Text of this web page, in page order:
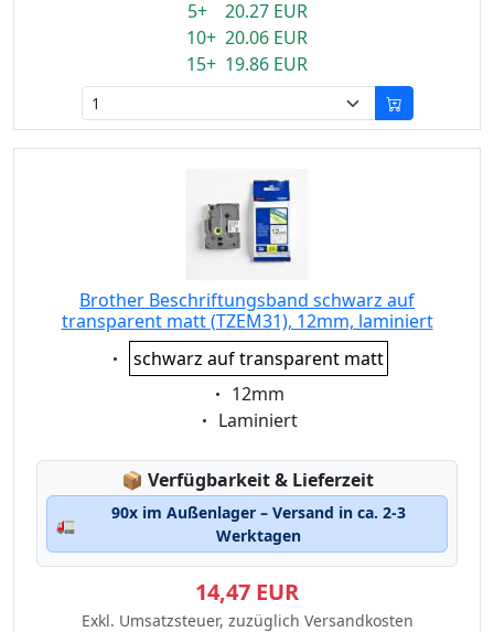
5+ 20.27 EUR
10+ 20.06 EUR
15+ 19.86 EUR
Brother Beschriftungsband schwarz auf
transparent matt (TZEM31), 12mm, laminiert
Eigenschaft:
schwarz auf transparent matt
Eigenschaft:
12mm
Eigenschaft:
Laminiert
📦 Lagerstatus:
Verfügbarkeit & Lieferzeit
🚛
90x im Außenlager – Versand in ca. 2-3
Werktagen
14,47 EUR
Exkl. Umsatzsteuer, zuzüglich Versandkosten